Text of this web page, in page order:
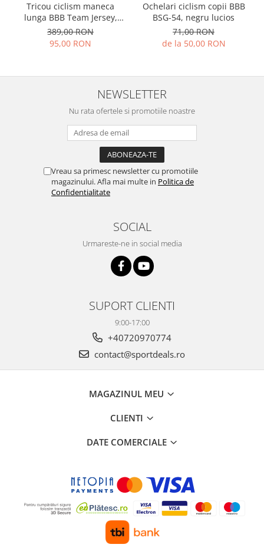
Tricou ciclism maneca
lunga BBB Team Jersey,
negru/albastru/alb, marime
XXS
389,00 RON
95,00 RON
Ochelari ciclism copii BBB
BSG-54, negru lucios
71,00 RON
de la 50,00 RON
NEWSLETTER
Nu rata ofertele si promotiile noastre
Vreau sa primesc newsletter cu promotiile
magazinului. Afla mai multe in Politica de
Confidentialitate
SOCIAL
Urmareste-ne in social media
SUPORT CLIENTI
9:00-17:00
+40720970774
contact@sportdeals.ro
MAGAZINUL MEU
CLIENTI
DATE COMERCIALE